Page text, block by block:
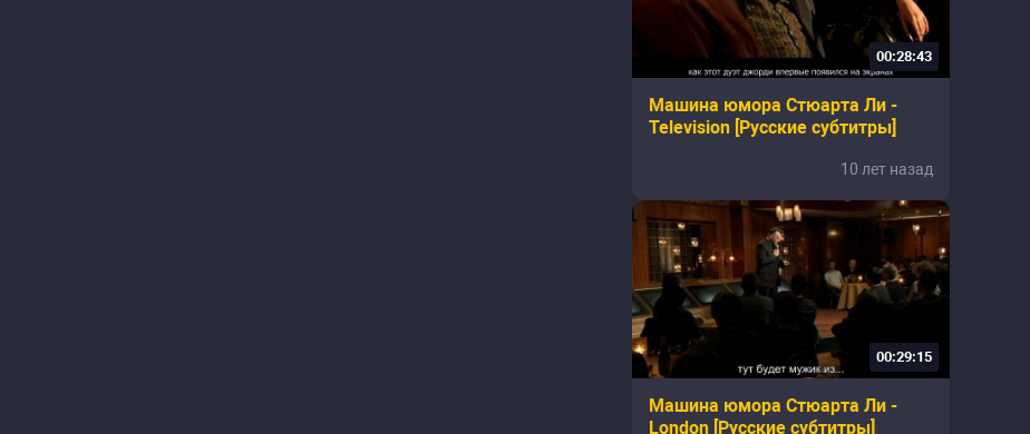
00:28:43
Машина юмора Стюарта Ли -
Television [Русские субтитры]
10 лет назад
00:29:15
Машина юмора Стюарта Ли -
London [Русские субтитры]